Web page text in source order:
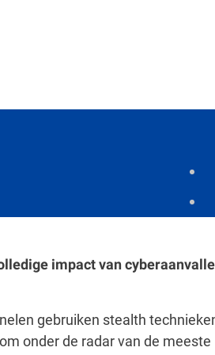
meerdere incidenten op
impact van
gebruiken stealth
onder de radar van de meeste